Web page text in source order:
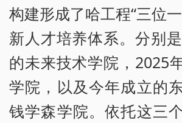
构建形成了哈工程“三位
新人才培养体系。分别
的未来技术学院，2025
学院，以及今年成立的
钱学森学院。依托这三